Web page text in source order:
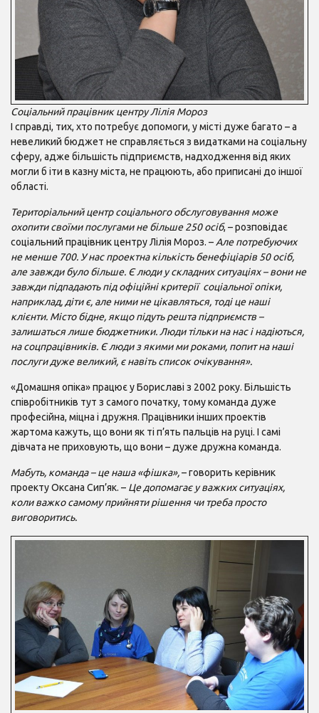
Соціальний працівник центру Лілія Мороз
І справді, тих, хто потребує допомоги, у місті дуже багато – а
невеликий бюджет не справляється з видатками на соціальну
сферу, адже більшість підприємств, надходження від яких
могли б іти в казну міста, не працюють, або приписані до іншої
області.
Територіальний центр соціального обслуговування може
охопити своїми послугами не більше 250 осіб, – розповідає
соціальний працівник центру Лілія Мороз. –Але потребуючих
не менше 700. У нас проектна кількість бенефіціарів 50 осіб,
але завжди було більше. Є люди у складних ситуаціях – вони не
завжди підпадають під офіційні критерії соціальної опіки,
наприклад, діти є, але ними не цікавляться, тоді це наші
клієнти. Місто бідне, якщо підуть решта підприємств –
залишаться лише бюджетники. Люди тільки на нас і надіються,
на соцпрацівників. Є люди з якими ми роками, попит на наші
послуги дуже великий, є навіть список очікування».
«Домашня опіка» працює у Бориславі з 2002 року. Більшість
співробітників тут з самого початку, тому команда дуже
професійна, міцна і дружня. Працівники інших проектів
жартома кажуть, що вони як ті п’ять пальців на руці. І самі
дівчата не приховують, що вони – дуже дружна команда.
Мабуть, команда – це наша «фішка»,– говорить керівник
проекту Оксана Сип’як. – Це допомагає у важких ситуаціях,
коли важко самому прийняти рішення чи треба просто
виговоритись.